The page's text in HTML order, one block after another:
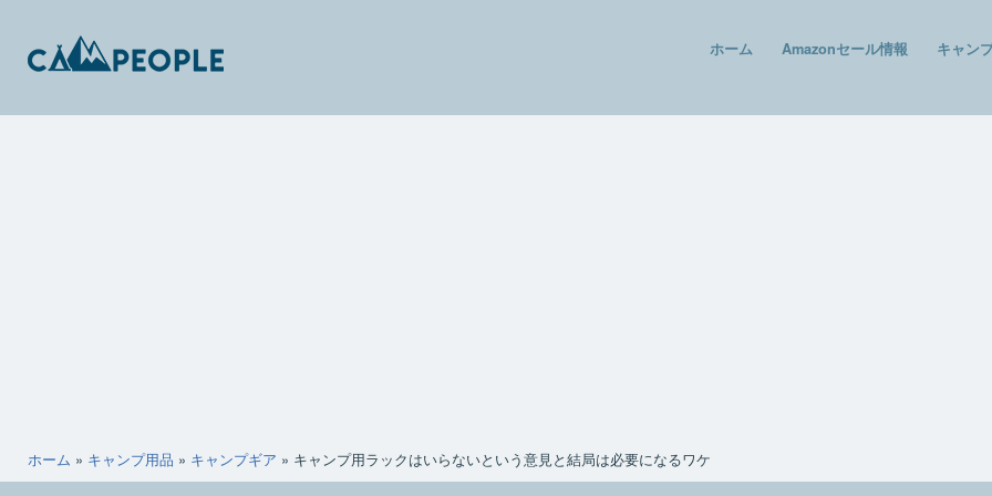
キ
ホーム Amazonセール情報 キャン
ホーム » キャンプ用品 » キャンプギア » キャンプ用ラックはいらないという意見と結局は必要になるワケ